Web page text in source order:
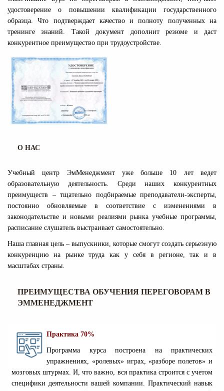
удостоверение о повышении квалификации государственного
образца. Что подтверждает качество и полноту полученных на
тренинге знаний. Такой документ дополнит резюме и даст
конкурентное преимущество при трудоустройстве.
О НАС
Учебный центр ЭмМенеджмент уже больше 10 лет ведет
образовательную деятельность. Среди наших конкурентных
преимуществ – тщательно подбираемые преподаватели-эксперты,
постоянно обновляемые в соответствие с изменениями в
законодательстве и новыми реалиями рынка учебные программы,
расписание слушатель выстраивает самостоятельно.
Наша главная цель – выпускники, которые смогут создать серьезную
конкуренцию на рынке труда как у себя в регионе, так и в
масштабах страны.
ПРЕИМУЩЕСТВА ОБУЧЕНИЯ ПЕРЕГОВОРАМ В
ЭММЕНЕДЖМЕНТ
Практика 70%
Программа курса построена на практических
упражнениях, «ролевых» играх, «разборе полетов» и
мозговых штурмах. И, что важно, вся практика строится с учетом
специфики деятельности вашей компании. Практический навык